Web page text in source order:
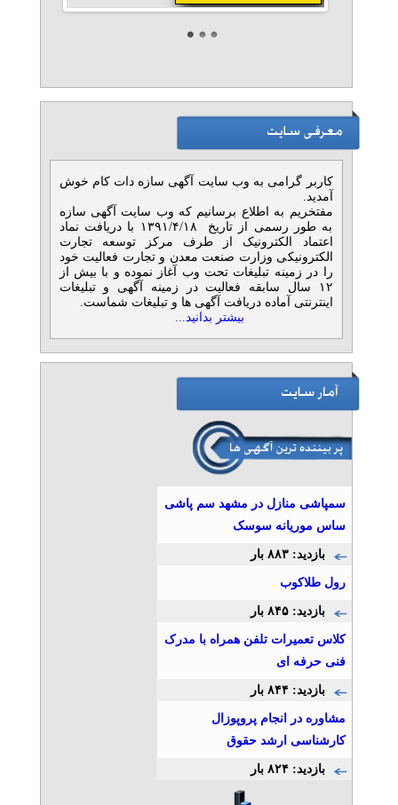
» آگهی طلائی (توان ۹)
بهترین خدمات درمان
مشکلات پا در غرب تهران
Kohan foot clinic
» آگهی نقره ای (توان ۶)
درمان خارپاشنه در سعادت‌آباد
| کلینیک پا کهن
کهن فوت
تلفن: ۰۲۱۴۶۲۹۱۷۴۶
» آگهی نقره ای (توان ۶)
نفقه – دادگستر نصر
موسسه حقوقی دادگستر نصر
» آگهی برنزی (توان ۳)
اسکن کف پا شهرک غرب |
کفی طبی شهرک غرب
کهن فوت
» آگهی برنزی (توان ۲)
مرکز ارتوپدی فنی در غرب
تهران - کهن فوت
ارتوپدی فنی کهن غرب تهران
» آگهی برنزی (توان ۲)
کامپوزیت لمینت عصب کشی
کرج در دندانپزشکی ماهانا
علی عطایی
» آگهی برنزی (توان ۲)
کاربر گرامی به وب سایت آگهی سازه دات کام خوش
آمدید.
مفتخریم به اطلاع برسانیم که وب سایت آگهی سازه
به طور رسمی از تاریخ ۱۳۹۱/۴/۱۸ با دریافت نماد
اعتماد الکترونیک از طرف مرکز توسعه تجارت
الکترونیکی وزارت صنعت معدن و تجارت فعالیت خود
را در زمینه تبلیغات تحت وب آغاز نموده و با بیش از
۱۲ سال سابقه فعالیت در زمینه آگهی و تبلیغات
اینترنتی آماده دریافت آگهی ها و تبلیغات شماست.
بیشتر بدانید...
سمپاشی منازل در مشهد سم پاشی
ساس موریانه سوسک
بازدید: ۸۸۳ بار
رول طلاکوب
بازدید: ۸۴۵ بار
کلاس تعمیرات تلفن همراه با مدرک
فنی حرفه ای
بازدید: ۸۴۴ بار
مشاوره در انجام پروپوزال
کارشناسی ارشد حقوق
بازدید: ۸۲۴ بار